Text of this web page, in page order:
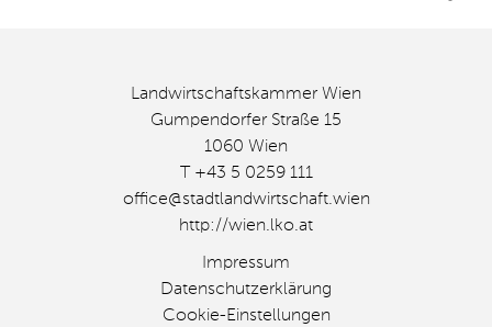
Landwirtschaftskammer Wien
Gumpendorfer Straße 15
1060 Wien
T +43 5 0259 111
office@stadtlandwirtschaft.wien
http://wien.lko.at
Impressum
Datenschutzerklärung
Cookie-Einstellungen